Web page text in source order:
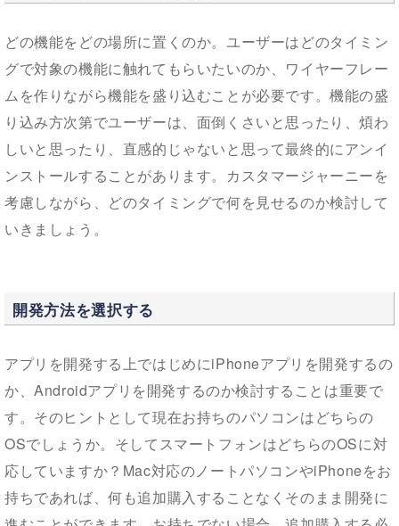
どの機能をどの場所に置くのか。ユーザーはどのタイミン
グで対象の機能に触れてもらいたいのか、ワイヤーフレー
ムを作りながら機能を盛り込むことが必要です。機能の盛
り込み方次第でユーザーは、面倒くさいと思ったり、煩わ
しいと思ったり、直感的じゃないと思って最終的にアンイ
ンストールすることがあります。カスタマージャーニーを
考慮しながら、どのタイミングで何を見せるのか検討して
いきましょう。
開発方法を選択する
アプリを開発する上ではじめにiPhoneアプリを開発するの
か、Androidアプリを開発するのか検討することは重要で
す。そのヒントとして現在お持ちのパソコンはどちらの
OSでしょうか。そしてスマートフォンはどちらのOSに対
応していますか？Mac対応のノートパソコンやiPhoneをお
持ちであれば、何も追加購入することなくそのまま開発に